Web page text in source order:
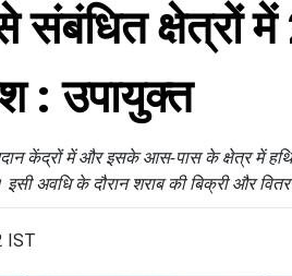
क्षेत्रों में
: उपायुक्त
केंद्रों में और इसके आस-पास के क्षेत्र में
अवधि के दौरान शराब की बिक्री और
IST